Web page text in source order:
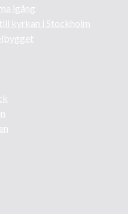
igång
kyrkan i Stockholm